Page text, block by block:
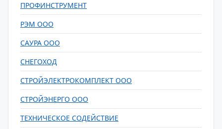
ПРОФИНСТРУМЕНТ
РЭМ ООО
САУРА ООО
СНЕГОХОД
СТРОЙЭЛЕКТРОКОМПЛЕКТ ООО
СТРОЙЭНЕРГО ООО
ТЕХНИЧЕСКОЕ СОДЕЙСТВИЕ